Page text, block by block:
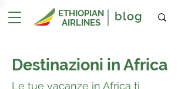
blog
ETHIOPIAN
AIRLINES
Destinazioni in Africa
Le tue vacanze in Africa ti